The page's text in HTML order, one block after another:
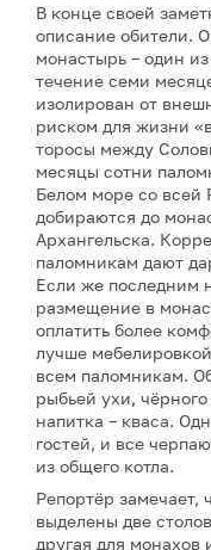
В конце своей
описание обители.
монастырь – один
течение семи
изолирован от
риском для жизни
торосы между
месяцы сотни
Белом море со всей
добираются до
Архангельска.
паломникам дают
Если же последним
размещение в
оплатить более
лучше
всем паломникам.
рыбьей ухи,
напитка – кваса.
гостей, и все
из общего котла.
Репортёр замечает,
выделены две
другая для